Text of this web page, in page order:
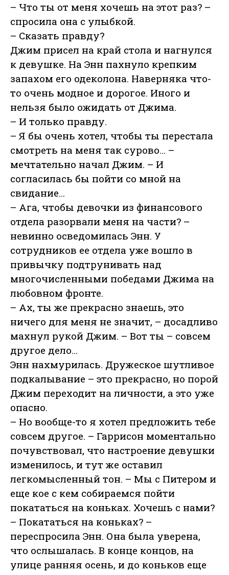
– Что ты от меня хочешь на этот раз? –
спросила она с улыбкой.
– Сказать правду?
Джим присел на край стола и нагнулся
к девушке. На Энн пахнуло крепким
запахом его одеколона. Наверняка что-
то очень модное и дорогое. Иного и
нельзя было ожидать от Джима.
– И только правду.
– Я бы очень хотел, чтобы ты перестала
смотреть на меня так сурово… –
мечтательно начал Джим. – И
согласилась бы пойти со мной на
свидание…
– Ага, чтобы девочки из финансового
отдела разорвали меня на части? –
невинно осведомилась Энн. У
сотрудников ее отдела уже вошло в
привычку подтрунивать над
многочисленными победами Джима на
любовном фронте.
– Ах, ты же прекрасно знаешь, это
ничего для меня не значит, – досадливо
махнул рукой Джим. – Вот ты – совсем
другое дело…
Энн нахмурилась. Дружеское шутливое
подкалывание – это прекрасно, но порой
Джим переходит на личности, а это уже
опасно.
– Но вообще-то я хотел предложить тебе
совсем другое. – Гаррисон моментально
почувствовал, что настроение девушки
изменилось, и тут же оставил
легкомысленный тон. – Мы с Питером и
еще кое с кем собираемся пойти
покататься на коньках. Хочешь с нами?
– Покататься на коньках? –
переспросила Энн. Она была уверена,
что ослышалась. В конце концов, на
улице ранняя осень, и до коньков еще